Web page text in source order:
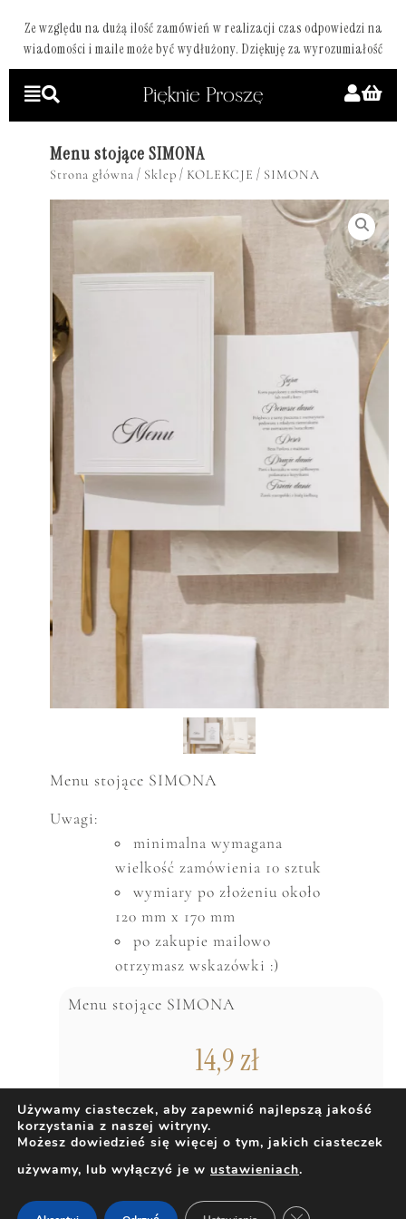
Ze względu na dużą ilość zamówień w realizacji czas odpowiedzi na
wiadomości i maile może być wydłużony. Dziękuję za wyrozumiałość
Menu stojące SIMONA
Strona główna / Sklep / KOLEKCJE / SIMONA
Menu stojące SIMONA
Uwagi:
minimalna wymagana
wielkość zamówienia 10 sztuk
wymiary po złożeniu około
120 mm x 170 mm
po zakupie mailowo
otrzymasz wskazówki :)
Menu stojące SIMONA
14,9zł
DODAJ DO KOSZYKA
Używamy ciasteczek, aby zapewnić najlepszą jakość
korzystania z naszej witryny.
Możesz dowiedzieć się więcej o tym, jakich ciasteczek
używamy, lub wyłączyć je w ustawieniach.